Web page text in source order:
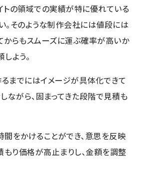
トの領域での実績が特に優れている
。そのような制作会社には値段には
からもスムーズに運ぶ確率が高いか
よう。
までにはイメージが具体化できて
ながら、固まってきた段階で見積も
をかけることができ、意思を反映
もり価格が高止まりし、金額を調整